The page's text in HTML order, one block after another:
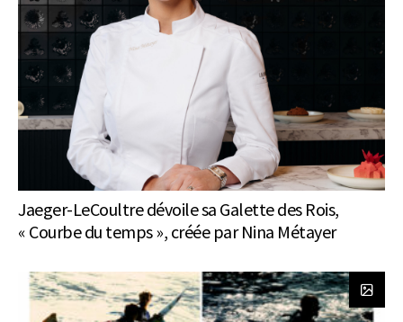
Jaeger-LeCoultre dévoile sa Galette des Rois,
« Courbe du temps », créée par Nina Métayer